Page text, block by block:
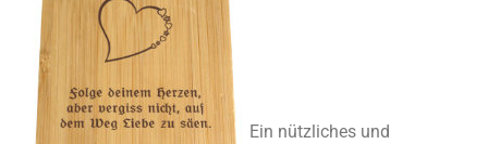
Ein nützliches und